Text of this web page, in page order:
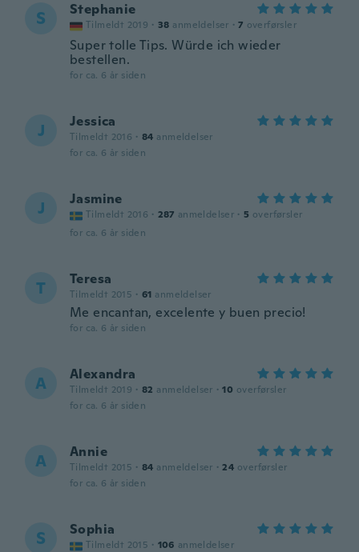
S Stephanie
Tilmeldt 2019 · 38 anmeldelser · 7 overførsler
Super tolle Tips. Würde ich wieder
bestellen.
for ca. 6 år siden
J Jessica
Tilmeldt 2016 · 84 anmeldelser
for ca. 6 år siden
J Jasmine
Tilmeldt 2016 · 287 anmeldelser · 5 overførsler
for ca. 6 år siden
T Teresa
Tilmeldt 2015 · 61 anmeldelser
Me encantan, excelente y buen precio!
for ca. 6 år siden
A Alexandra
Tilmeldt 2019 · 82 anmeldelser · 10 overførsler
for ca. 6 år siden
A Annie
Tilmeldt 2015 · 84 anmeldelser · 24 overførsler
for ca. 6 år siden
S Sophia
Tilmeldt 2015 · 106 anmeldelser